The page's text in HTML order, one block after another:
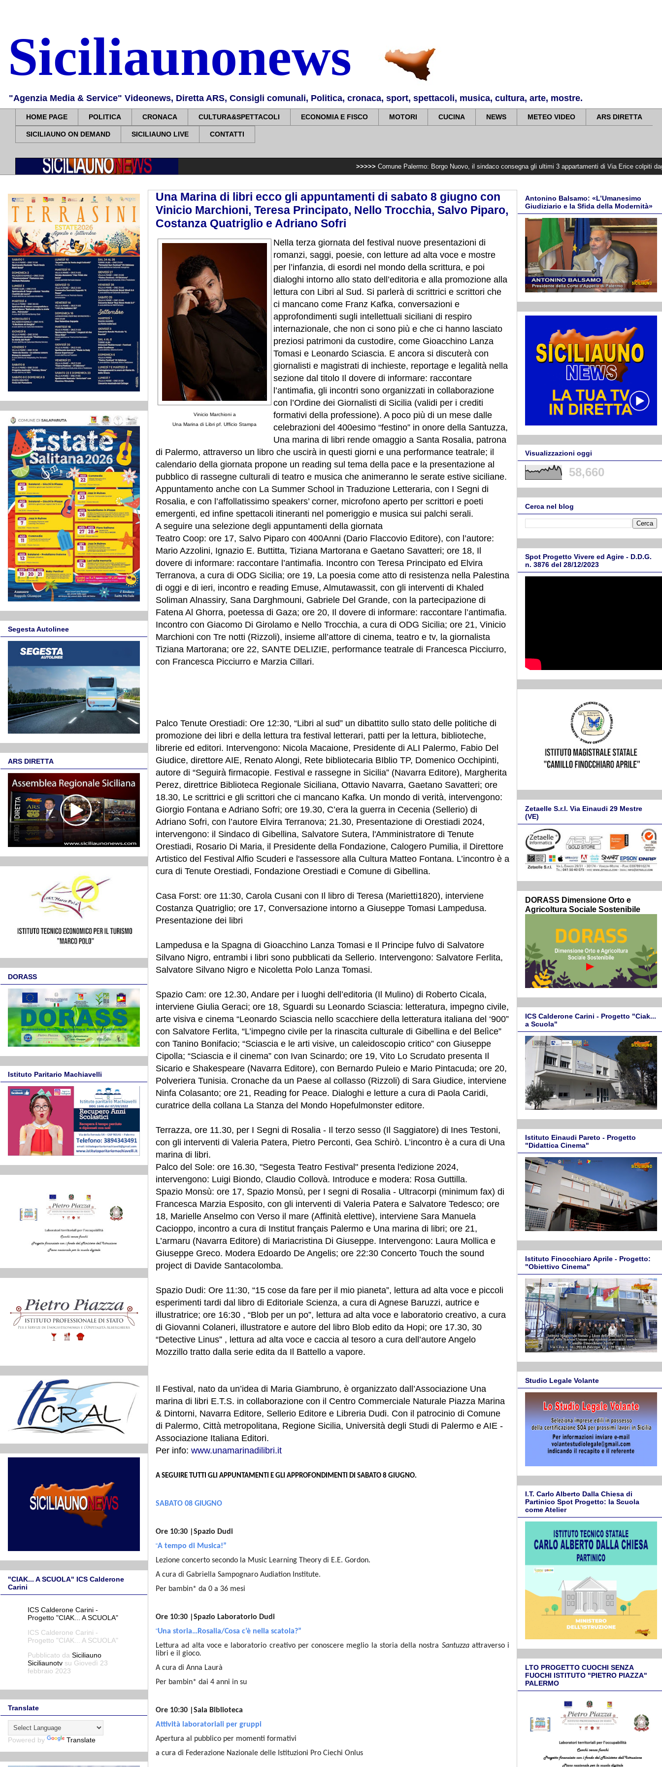
Siciliaunonews
"Agenzia Media & Service" Videonews, Diretta ARS, Consigli comunali, Politica, cronaca, sport, spettacoli, musica, cultura, arte, mostre.
HOME PAGE POLITICA CRONACA CULTURA&SPETTACOLI ECONOMIA E FISCO MOTORI CUCINA NEWS METEO VIDEO ARS DIRETTA
SICILIAUNO ON DEMAND SICILIAUNO LIVE CONTATTI
Comune Palermo: Borgo Nuovo, il sindaco consegna gli ultimi 3 appartamenti di Via Erice colpiti dagli incendi del
Una Marina di libri ecco gli appuntamenti di sabato 8 giugno con
Vinicio Marchioni, Teresa Principato, Nello Trocchia, Salvo Piparo,
Costanza Quatriglio e Adriano Sofri
Vinicio Marchioni a
Una Marina di Libri pf. Ufficio Stampa
Nella terza giornata del festival nuove presentazioni di
romanzi, saggi, poesie, con letture ad alta voce e mostre
per l’infanzia, di esordi nel mondo della scrittura, e poi
dialoghi intorno allo stato dell’editoria e alla promozione alla
lettura con Libri al Sud. Si parlerà di scrittrici e scrittori che
ci mancano come Franz Kafka, conversazioni e
approfondimenti sugli intellettuali siciliani di respiro
internazionale, che non ci sono più e che ci hanno lasciato
preziosi patrimoni da custodire, come Gioacchino Lanza
Tomasi e Leonardo Sciascia. E ancora si discuterà con
giornalisti e magistrati di inchieste, reportage e legalità nella
sezione dal titolo Il dovere di informare: raccontare
l’antimafia, gli incontri sono organizzati in collaborazione
con l’Ordine dei Giornalisti di Sicilia (validi per i crediti
formativi della professione). A poco più di un mese dalle
celebrazioni del 400esimo “festino” in onore della Santuzza,
Una marina di libri rende omaggio a Santa Rosalia, patrona
di Palermo, attraverso un libro che uscirà in questi giorni e una performance teatrale; il
calendario della giornata propone un reading sul tema della pace e la presentazione al
pubblico di rassegne culturali di teatro e musica che animeranno le serate estive siciliane.
Appuntamento anche con La Summer School in Traduzione Letteraria, con I Segni di
Rosalia, e con l’affollatissimo speakers’ corner, microfono aperto per scrittori e poeti
emergenti, ed infine spettacoli itineranti nel pomeriggio e musica sui palchi serali.
A seguire una selezione degli appuntamenti della giornata
Teatro Coop: ore 17, Salvo Piparo con 400Anni (Dario Flaccovio Editore), con l’autore:
Mario Azzolini, Ignazio E. Buttitta, Tiziana Martorana e Gaetano Savatteri; ore 18, Il
dovere di informare: raccontare l’antimafia. Incontro con Teresa Principato ed Elvira
Terranova, a cura di ODG Sicilia; ore 19, La poesia come atto di resistenza nella Palestina
di oggi e di ieri, incontro e reading Emuse, Almutawassit, con gli interventi di Khaled
Soliman Alnassiry, Sana Darghmouni, Gabriele Del Grande, con la partecipazione di
Fatena Al Ghorra, poetessa di Gaza; ore 20, Il dovere di informare: raccontare l’antimafia.
Incontro con Giacomo Di Girolamo e Nello Trocchia, a cura di ODG Sicilia; ore 21, Vinicio
Marchioni con Tre notti (Rizzoli), insieme all’attore di cinema, teatro e tv, la giornalista
Tiziana Martorana; ore 22, SANTE DELIZIE, performance teatrale di Francesca Picciurro,
con Francesca Picciurro e Marzia Cillari.
Palco Tenute Orestiadi: Ore 12:30, “Libri al sud” un dibattito sullo stato delle politiche di
promozione dei libri e della lettura tra festival letterari, patti per la lettura, biblioteche,
librerie ed editori. Intervengono: Nicola Macaione, Presidente di ALI Palermo, Fabio Del
Giudice, direttore AIE, Renato Alongi, Rete bibliotecaria BIblio TP, Domenico Occhipinti,
autore di “Seguirà firmacopie. Festival e rassegne in Sicilia” (Navarra Editore), Margherita
Perez, direttrice Biblioteca Regionale Siciliana, Ottavio Navarra, Gaetano Savatteri; ore
18.30, Le scrittrici e gli scrittori che ci mancano Kafka. Un mondo di verità, intervengono:
Giorgio Fontana e Adriano Sofri; ore 19.30, C’era la guerra in Cecenia (Sellerio) di
Adriano Sofri, con l’autore Elvira Terranova; 21.30, Presentazione di Orestiadi 2024,
intervengono: il Sindaco di Gibellina, Salvatore Sutera, l'Amministratore di Tenute
Orestiadi, Rosario Di Maria, il Presidente della Fondazione, Calogero Pumilia, il Direttore
Artistico del Festival Alfio Scuderi e l'assessore alla Cultura Matteo Fontana. L’incontro è a
cura di Tenute Orestiadi, Fondazione Orestiadi e Comune di Gibellina.
Casa Forst: ore 11:30, Carola Cusani con Il libro di Teresa (Marietti1820), interviene
Costanza Quatriglio; ore 17, Conversazione intorno a Giuseppe Tomasi Lampedusa.
Presentazione dei libri
Lampedusa e la Spagna di Gioacchino Lanza Tomasi e Il Principe fulvo di Salvatore
Silvano Nigro, entrambi i libri sono pubblicati da Sellerio. Intervengono: Salvatore Ferlita,
Salvatore Silvano Nigro e Nicoletta Polo Lanza Tomasi.
Spazio Cam: ore 12.30, Andare per i luoghi dell’editoria (Il Mulino) di Roberto Cicala,
interviene Giulia Geraci; ore 18, Sguardi su Leonardo Sciascia: letteratura, impegno civile,
arte visiva e cinema “Leonardo Sciascia nello scacchiere della letteratura italiana del ‘900”
con Salvatore Ferlita, “L’impegno civile per la rinascita culturale di Gibellina e del Belìce”
con Tanino Bonifacio; “Sciascia e le arti visive, un caleidoscopio critico” con Giuseppe
Cipolla; “Sciascia e il cinema” con Ivan Scinardo; ore 19, Vito Lo Scrudato presenta Il
Sicario e Shakespeare (Navarra Editore), con Bernardo Puleio e Mario Pintacuda; ore 20,
Polveriera Tunisia. Cronache da un Paese al collasso (Rizzoli) di Sara Giudice, interviene
Ninfa Colasanto; ore 21, Reading for Peace. Dialoghi e letture a cura di Paola Caridi,
curatrice della collana La Stanza del Mondo Hopefulmonster editore.
Terrazza, ore 11.30, per I Segni di Rosalia - Il terzo sesso (Il Saggiatore) di Ines Testoni,
con gli interventi di Valeria Patera, Pietro Perconti, Gea Schirò. L’incontro è a cura di Una
marina di libri.
Palco del Sole: ore 16.30, "Segesta Teatro Festival" presenta l'edizione 2024,
intervengono: Luigi Biondo, Claudio Collovà. Introduce e modera: Rosa Guttilla.
Spazio Monsù: ore 17, Spazio Monsù, per I segni di Rosalia - Ultracorpi (minimum fax) di
Francesca Marzia Esposito, con gli interventi di Valeria Patera e Salvatore Tedesco; ore
18, Marielle Anselmo con Verso il mare (Affinità elettive), interviene Sara Manuela
Cacioppo, incontro a cura di Institut français Palermo e Una marina di libri; ore 21,
L’armaru (Navarra Editore) di Mariacristina Di Giuseppe. Intervengono: Laura Mollica e
Giuseppe Greco. Modera Edoardo De Angelis; ore 22:30 Concerto Touch the sound
project di Davide Santacolomba.
Spazio Dudi: Ore 11:30, “15 cose da fare per il mio pianeta”, lettura ad alta voce e piccoli
esperimenti tardi dal libro di Editoriale Scienza, a cura di Agnese Baruzzi, autrice e
illustratrice; ore 16:30 , “Blob per un po”, lettura ad alta voce e laboratorio creativo, a cura
di Giovanni Colaneri, illustratore e autore del libro Blob edito da Hopi; ore 17.30, 30
“Detective Linus” , lettura ad alta voce e caccia al tesoro a cura dell’autore Angelo
Mozzillo tratto dalla serie edita da Il Battello a vapore.
Il Festival, nato da un’idea di Maria Giambruno, è organizzato dall’Associazione Una
marina di libri E.T.S. in collaborazione con il Centro Commerciale Naturale Piazza Marina
& Dintorni, Navarra Editore, Sellerio Editore e Libreria Dudi. Con il patrocinio di Comune
di Palermo, Città metropolitana, Regione Sicilia, Università degli Studi di Palermo e AIE -
Associazione Italiana Editori.
Per info: www.unamarinadilibri.it
A SEGUIRE TUTTI GLI APPUNTAMENTI E GLI APPROFONDIMENTI DI SABATO 8 GIUGNO.
SABATO 08 GIUGNO
Ore 10:30 |Spazio Dudi
“A tempo di Musica!”
Lezione concerto secondo la Music Learning Theory di E.E. Gordon.
A cura di Gabriella Sampognaro Audiation Institute.
Per bambin* da 0 a 36 mesi
Ore 10:30 |Spazio Laboratorio Dudi
“Una storia…Rosalia/Cosa c’è nella scatola?”
Lettura ad alta voce e laboratorio creativo per conoscere meglio la storia della nostra Santuzza attraverso i
libri e il gioco.
A cura di Anna Laurà
Per bambin* dai 4 anni in su
Ore 10:30 |Sala Biblioteca
Attività laboratoriali per gruppi
Apertura al pubblico per momenti formativi
a cura di Federazione Nazionale delle Istituzioni Pro Ciechi Onlus
Segesta Autolinee
ARS DIRETTA
DORASS
Istituto Paritario Machiavelli
"CIAK... A SCUOLA" ICS Calderone
Carini
ICS Calderone Carini -
Progetto "CIAK... A SCUOLA"
ICS Calderone Carini -
Progetto "CIAK... A SCUOLA"
Pubblicato da Siciliauno
Siciliaunotv su Giovedì 23
febbraio 2023
Translate
Powered by Translate
Antonino Balsamo: «L’Umanesimo
Giudiziario e la Sfida della Modernità»
Visualizzazioni oggi
58,660
Cerca nel blog
Spot Progetto Vivere ed Agire - D.D.G.
n. 3876 del 28/12/2023
Zetaelle S.r.l. Via Einaudi 29 Mestre
(VE)
DORASS Dimensione Orto e
Agricoltura Sociale Sostenibile
ICS Calderone Carini - Progetto "Ciak...
a Scuola"
Istituto Einaudi Pareto - Progetto
"Didattica Cinema"
Istituto Finocchiaro Aprile - Progetto:
"Obiettivo Cinema"
Studio Legale Volante
I.T. Carlo Alberto Dalla Chiesa di
Partinico Spot Progetto: la Scuola
come Atelier
LTO PROGETTO CUOCHI SENZA
FUOCHI ISTITUTO "PIETRO PIAZZA"
PALERMO